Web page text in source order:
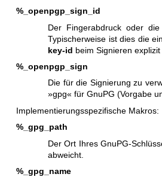
%_openpgp_sign_id
Der Fingerabdruck oder die
Typischerweise ist dies die
key-id beim Signieren
%_openpgp_sign
Die für die Signierung zu
»gpg« für GnuPG (Vorgabe
Implementierungsspezifische Makros:
%_gpg_path
Der Ort Ihres GnuPG-
abweicht.
%_gpg_name